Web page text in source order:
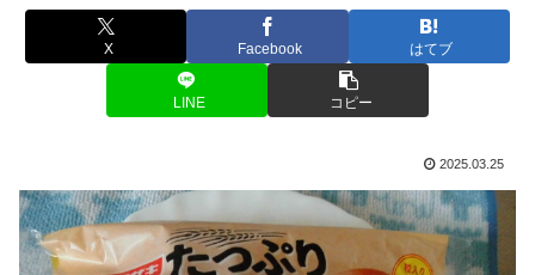
X Facebook はてブ
LINE コピー
2025.03.25